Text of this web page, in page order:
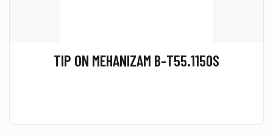
TIP ON MEHANIZAM B-T55.1150S